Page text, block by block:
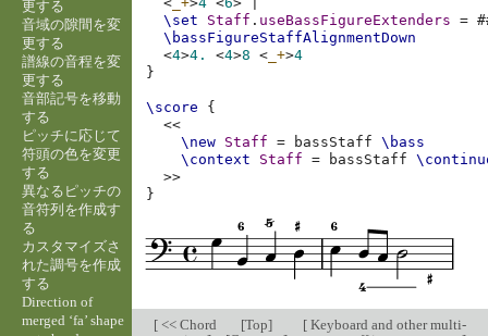
\set
Staff . useBassFigureExtenders = #
\bassFigureStaffAlignmentDown
<4>4. <4>8 < _+>4
}
\score
{
<<
\new Staff = bassStaff
\bass
\context
Staff = bassStaff
>>
}
[<< Chord
[Top]
[Keyboard and other multi-
更する
音域の隙間を変
更する
譜線の音程を変
更する
音部記号を移動
する
ピッチに応じて
符頭の色を変更
する
異なるピッチの
音符列を作成す
る
カスタマイズさ
れた調号を作成
する
Direction of
merged ‘fa’ shape